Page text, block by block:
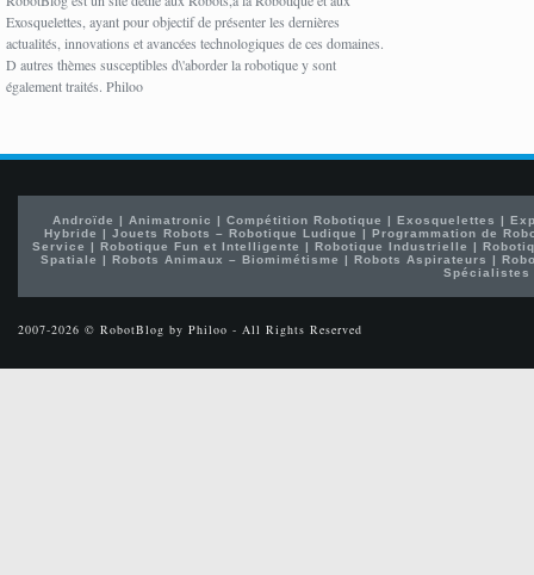
Exosquelettes, ayant pour objectif de présenter les dernières
actualités, innovations et avancées technologiques de ces domaines.
D autres thèmes susceptibles d\'aborder la robotique y sont
également traités. Philoo
Androïde | Animatronic | Compétition Robotique | Exosquelettes |
Hybride |Jouets Robots – Robotique Ludique |Programmation de
Service | Robotique Fun et Intelligente | Robotique Industrielle |
Spatiale | Robots Animaux – Biomimétisme | Robots Aspirateurs |
Spécialistes
2007-2026 © RobotBlog by Philoo - All Rights Reserved